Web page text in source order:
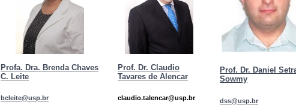
Profa. Dra. Brenda Chaves
C. Leite
bcleite@usp.br
Prof. Dr. Claudio
Tavares de Alencar
claudio.talencar@usp.br
Prof. Dr. Daniel
Sowmy
dss@usp.br